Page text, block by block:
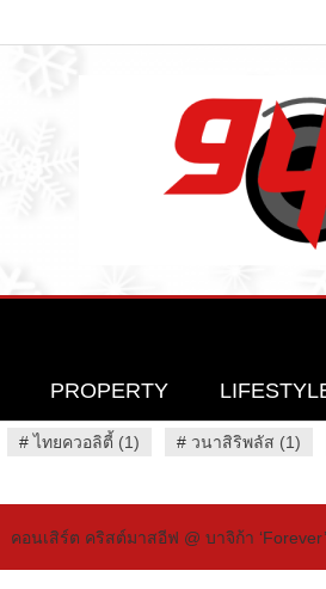
PROPERTY
#ไทยควอลิตี้ (1) # วนาสิริพลัส (1)
คอนเสิร์ต คริสต์มาสอีฟ @ บาจิก้า